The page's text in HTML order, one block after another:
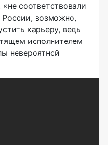
соответствовали
возможно,
карьеру, ведь
исполнителем
невероятной